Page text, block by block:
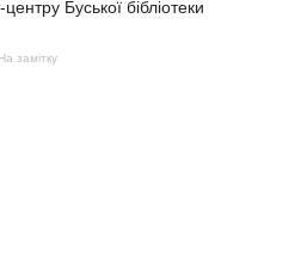
Буської бібліотеки
На замітку